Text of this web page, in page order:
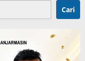
Cari